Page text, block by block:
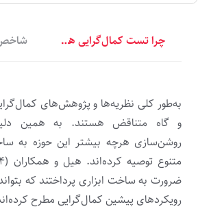
چرا تست کمال‌گرایی هیل؟
به‌طور کلی نظریه‌ها و پژوهش‌های
و گاه متناقض هستند. به همین
روشن‌سازی هرچه بیشتر این حوزه به
ضرورت به ساخت ابزاری پرداختند که
رویکردهای پیشین کمال‌گرایی مطرح